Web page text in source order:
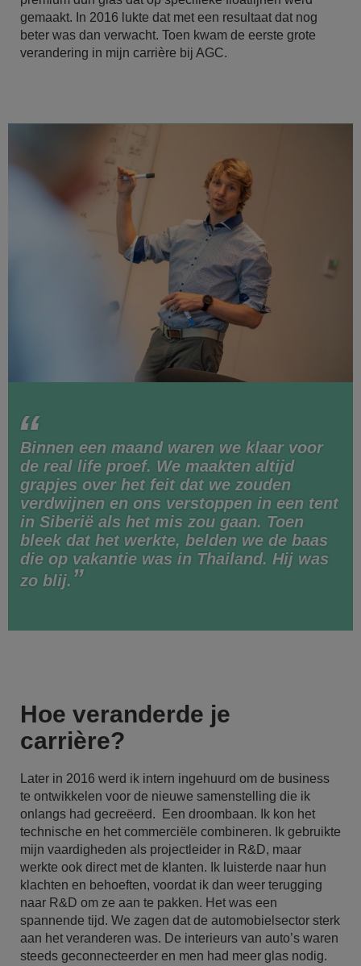
gemaakt. In 2016 lukte dat met een resultaat dat nog
beter was dan verwacht. Toen kwam de eerste grote
verandering in mijn carrière bij AGC.
Binnen een maand waren we klaar voor
de real life proef. We maakten altijd
grapjes over het feit dat we zouden
verdwijnen en ons verstoppen in een tent
in Siberië als het mis zou gaan. Toen
bleek dat het werkte, belden we de baas
die op vakantie was in Thailand. Hij was
zo blij.
Hoe veranderde je
carrière?
Later in 2016 werd ik intern ingehuurd om de business
te ontwikkelen voor de nieuwe samenstelling die ik
onlangs had gecreëerd. Een droombaan. Ik kon het
technische en het commerciële combineren. Ik gebruikte
mijn vaardigheden als projectleider in R&D, maar
werkte ook direct met de klanten. Ik luisterde naar hun
klachten en behoeften, voordat ik dan weer terugging
naar R&D om ze aan te pakken. Het was een
spannende tijd. We zagen dat de automobielsector sterk
aan het veranderen was. De interieurs van auto’s waren
steeds geconnecteerder en men had meer glas nodig.